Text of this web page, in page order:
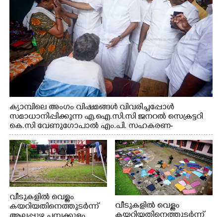
ക്യാമ്പിലെ അംഗം വിഷമങ്ങൾ വിവരിച്ചപ്പോൾ
സമാധാനിപ്പിക്കുന്ന എ.ഐ.സി.സി ജനറൽ സെക്രട്ടറി
കെ.സി വേണുഗോപാൽ എം.പി. സഹകരണ-
എക്സൈസ് വകുപ്പ് മന്ത്രി എം. ലിജു, എന്നിവർ
വീടുകളിൽ വെള്ളം
കയറിയതിനെത്തുടർന്ന്
വീടുകളിൽ വെള്ളം